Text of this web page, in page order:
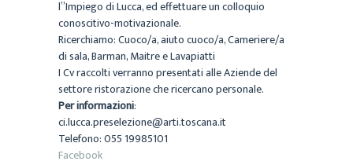
l”Impiego di Lucca, ed effettuare un colloquio
conoscitivo-motivazionale.
Ricerchiamo: Cuoco/a, aiuto cuoco/a, Cameriere/a
di sala, Barman, Maitre e Lavapiatti
I Cv raccolti verranno presentati alle Aziende del
settore ristorazione che ricercano personale.
Per informazioni:
ci.lucca.preselezione@arti.toscana.it
Telefono: 055 19985101
Facebook